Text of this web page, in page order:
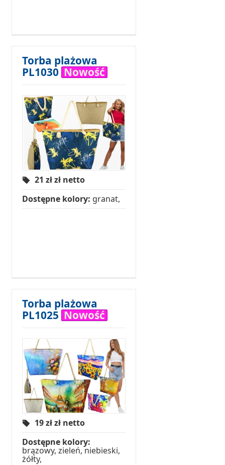
Torba plażowa
PL1030 Nowość
21 złzł netto
Dostępne kolory: granat,
Torba plażowa
PL1025 Nowość
19 złzł netto
Dostępne kolory:
brązowy, zieleń, niebieski,
żółty,